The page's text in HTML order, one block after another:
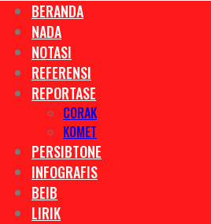
BERANDA
NADA
NOTASI
REFERENSI
REPORTASE
CORAK
KOMET
PERSIBTONE
INFOGRAFIS
BEIB
LIRIK